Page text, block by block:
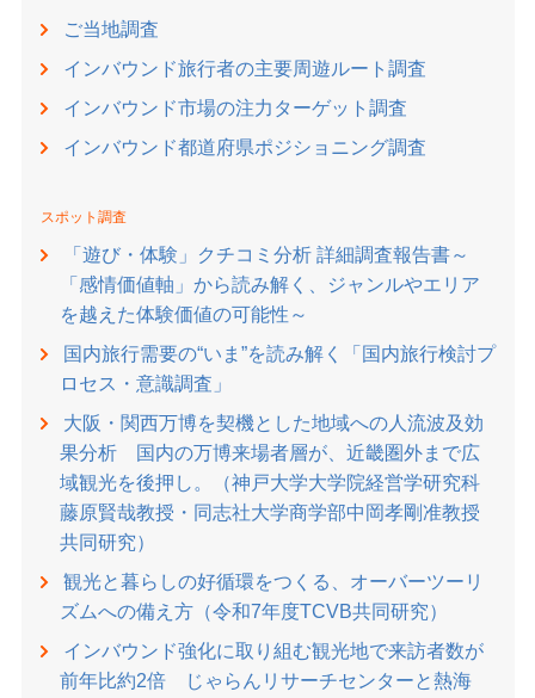
ご当地調査
インバウンド旅行者の主要周遊ルート調査
インバウンド市場の注力ターゲット調査
インバウンド都道府県ポジショニング調査
スポット調査
「遊び・体験」クチコミ分析 詳細調査報告書～
「感情価値軸」から読み解く、ジャンルやエリア
を越えた体験価値の可能性～
国内旅行需要の“いま”を読み解く「国内旅行検討プ
ロセス・意識調査」
大阪・関西万博を契機とした地域への人流波及効
果分析 国内の万博来場者層が、近畿圏外まで広
域観光を後押し。（神戸大学大学院経営学研究科
藤原賢哉教授・同志社大学商学部中岡孝剛准教授
共同研究）
観光と暮らしの好循環をつくる、オーバーツーリ
ズムへの備え方（令和7年度TCVB共同研究）
インバウンド強化に取り組む観光地で来訪者数が
前年比約2倍 じゃらんリサーチセンターと熱海